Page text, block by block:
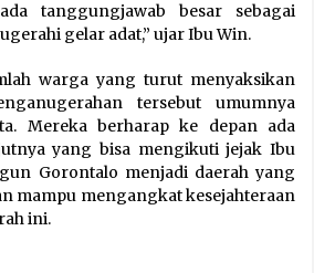
tanggungjawab besar sebagai
gelar adat,” ujar Ibu Win.
warga yang turut menyaksikan
tersebut umumnya
Mereka berharap ke depan ada
yang bisa mengikuti jejak Ibu
Gorontalo menjadi daerah yang
mampu mengangkat kesejahteraan
ini.